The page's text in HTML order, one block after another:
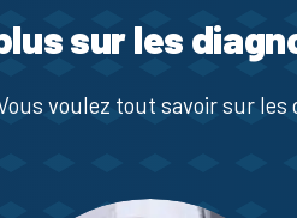
sur les
voulez tout savoir sur les